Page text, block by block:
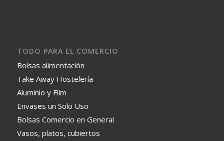
TODO PARA EL COMERCIO
Bolsas alimentación
Take Away Hostelería
Aluminio y Film
Envases un Solo Uso
Bolsas Comercio en General
Vasos, platos, cubiertos